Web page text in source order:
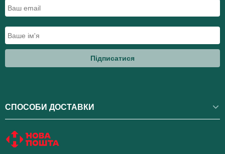
Підписатися
СПОСОБИ ДОСТАВКИ